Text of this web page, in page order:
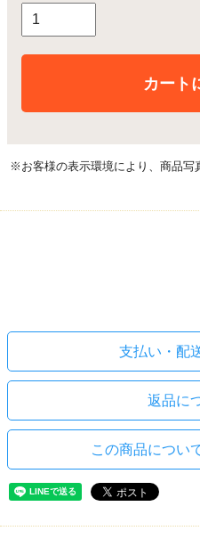
カート
※お客様の表示環境により、商品写
支払い・配
返品に
この商品につい